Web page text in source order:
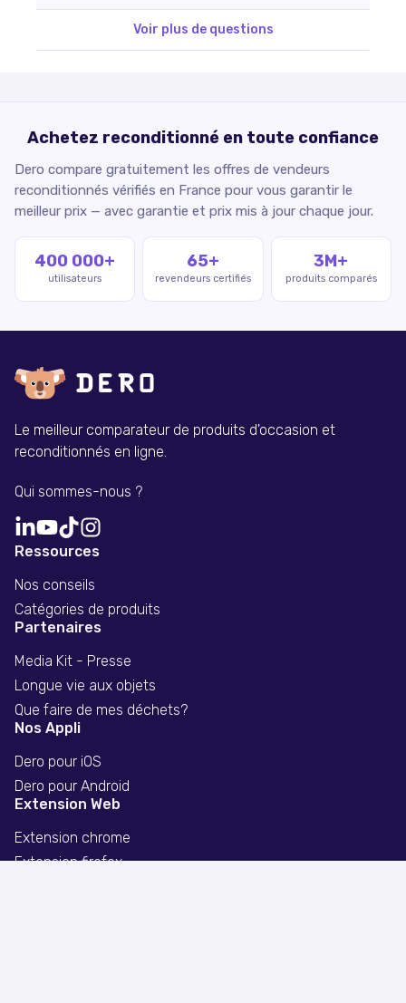
Voir plus de questions
Achetez reconditionné en toute confiance
Dero compare gratuitement les offres de vendeurs
reconditionnés vérifiés en France pour vous garantir le
meilleur prix — avec garantie et prix mis à jour chaque jour.
400 000+
utilisateurs
65+
revendeurs certifiés
3M+
produits comparés
Le meilleur comparateur de produits d'occasion et
reconditionnés en ligne.
Qui sommes-nous ?
Ressources
Nos conseils
Catégories de produits
Partenaires
Media Kit - Presse
Longue vie aux objets
Que faire de mes déchets?
Nos Appli
Dero pour iOS
Dero pour Android
Extension Web
Extension chrome
Extension firefox